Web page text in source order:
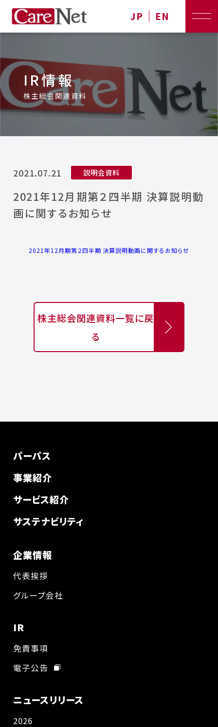
JP EN
IR情報
株主総会関連資料
2021.07.21 説明会資料
2021年12月期第２四半期 決算説明動
画に関するお知らせ
2021年12月期第２四半期 決算説明動画に関するお知らせ
株主総会関連資料一覧に戻
る
パーパス
事業紹介
サービス紹介
サステナビリティ
企業情報
代表挨拶
グループ会社
IR
免責事項
電子公告
ニュースリリース
2026